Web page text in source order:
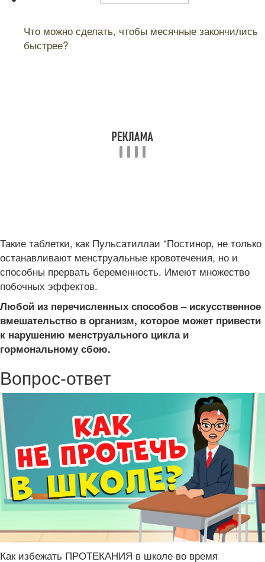
Что можно сделать, чтобы месячные закончились
быстрее?
Такие таблетки, как Пульсатиллаи “Постинор, не только
останавливают менструальные кровотечения, но и
способны прервать беременность. Имеют множество
побочных эффектов.
Любой из перечисленных способов – искусственное
вмешательство в организм, которое может привести
к нарушению менструального цикла и
гормональному сбою.
Вопрос-ответ
Как избежать ПРОТЕКАНИЯ в школе во время